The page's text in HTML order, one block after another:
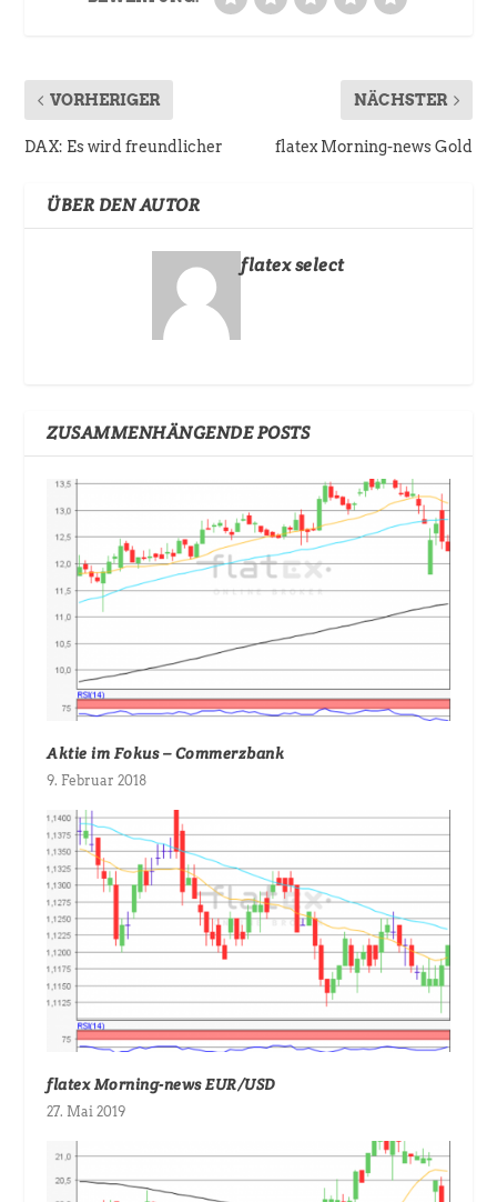
VORHERIGER
DAX: Es wird freundlicher
NÄCHSTER
flatex Morning-news Gold
ÜBER DEN AUTOR
flatex select
ZUSAMMENHÄNGENDE POSTS
Aktie im Fokus – Commerzbank
9. Februar 2018
flatex Morning-news EUR/USD
27. Mai 2019